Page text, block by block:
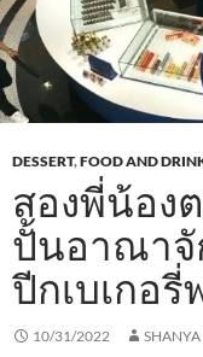
DESSERT,FOOD AND
สองพี่น้อง
ปั้นอาณาจัก
ปีกเบเกอ
10/31/2022 SHANYA